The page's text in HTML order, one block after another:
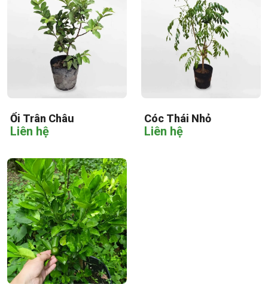
Ổi Trân Châu
Liên hệ
Cóc Thái Nhỏ
Liên hệ